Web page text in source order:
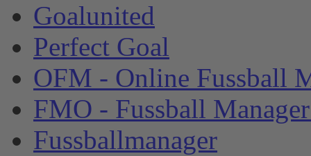
Goalunited
Perfect Goal
OFM - Online Fussball
FMO - Fussball
Fussballmanager